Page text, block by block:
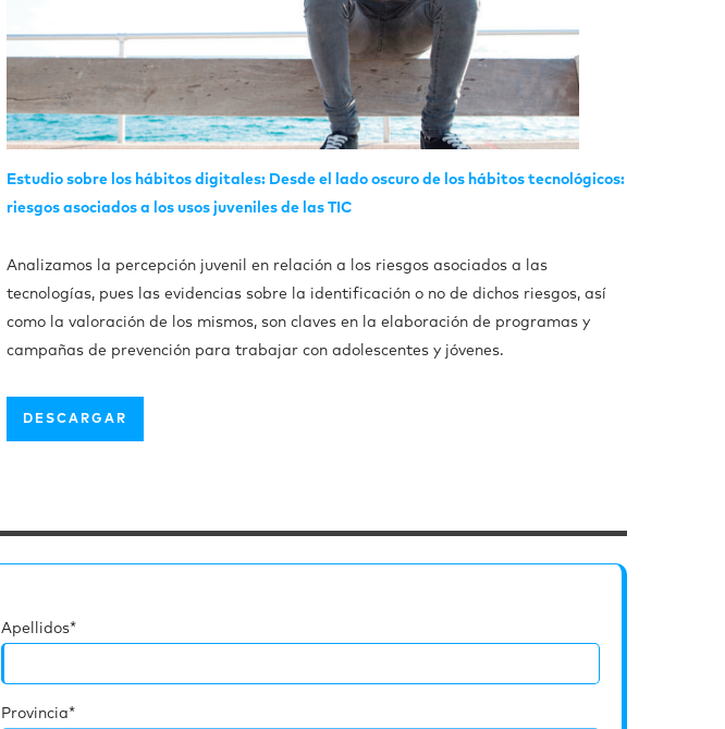
Estudio sobre los hábitos digitales: Desde el lado oscuro de los hábitos tecnológicos:
riesgos asociados a los usos juveniles de las TIC
Analizamos la percepción juvenil en relación a los riesgos asociados a las
tecnologías, pues las evidencias sobre la identificación o no de dichos riesgos, así
como la valoración de los mismos, son claves en la elaboración de programas y
campañas de prevención para trabajar con adolescentes y jóvenes.
DESCARGAR
Apellidos*
Provincia*